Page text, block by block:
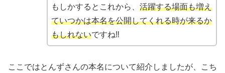
もしかするとこれから、 活躍する場面も増え
ていつかは本名を公開してくれる時が来るか
もしれないですね‼
ここではとんずさんの本名について紹介しましたが、こち